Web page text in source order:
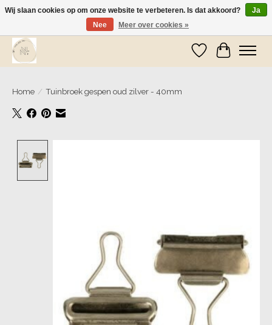
Wij zijn op vakantie! Vanaf zaterdag 9 mei worden er weer pakketjes verzonden
Verlanglijst
Home / Tuinbroek gespen oud zilver - 40mm
Wij slaan cookies op om onze website te verbeteren. Is dat akkoord?
Ja
Nee
Meer over cookies »